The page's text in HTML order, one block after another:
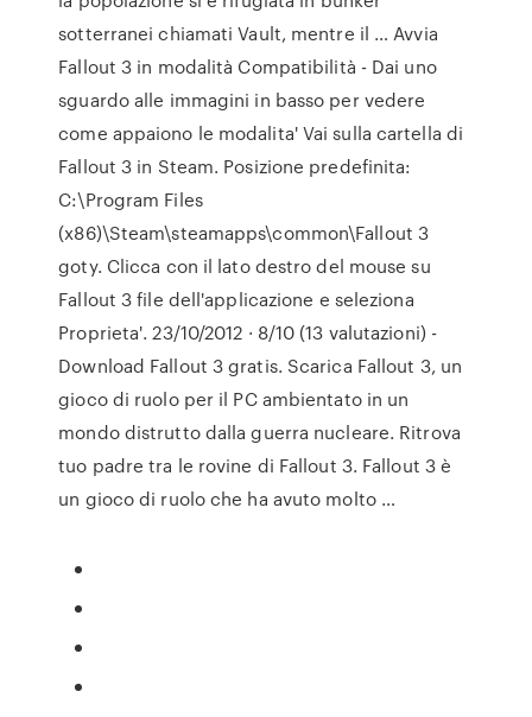
sotterranei chiamati Vault, mentre il … Avvia
Fallout 3 in modalità Compatibilità - Dai uno
sguardo alle immagini in basso per vedere
come appaiono le modalita' Vai sulla cartella di
Fallout 3 in Steam. Posizione predefinita:
C:\Program Files
(x86)\Steam\steamapps\common\Fallout 3
goty. Clicca con il lato destro del mouse su
Fallout 3 file dell'applicazione e seleziona
Proprieta'. 23/10/2012 · 8/10 (13 valutazioni) -
Download Fallout 3 gratis. Scarica Fallout 3, un
gioco di ruolo per il PC ambientato in un
mondo distrutto dalla guerra nucleare. Ritrova
tuo padre tra le rovine di Fallout 3. Fallout 3 è
un gioco di ruolo che ha avuto molto …